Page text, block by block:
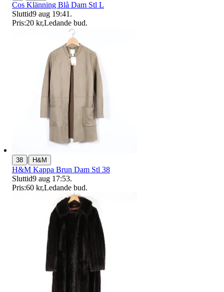
Cos Klänning Blå Dam Stl L
Sluttid9 aug 19:41 .
Pris:20 kr,Ledande bud.
38 | H&M
H&M Kappa Brun Dam Stl 38
Sluttid9 aug 17:53.
Pris:60 kr,Ledande bud.